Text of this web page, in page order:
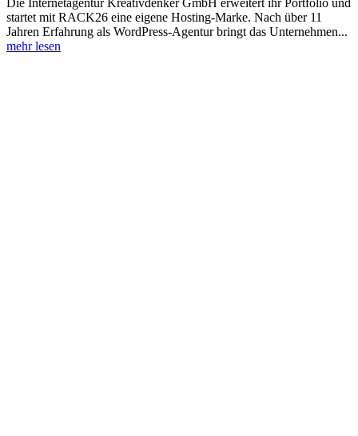
startet mit RACK26 eine eigene Hosting-Marke. Nach über 11
Jahren Erfahrung als WordPress-Agentur bringt das Unternehmen...
mehr lesen